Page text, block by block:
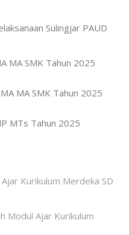
Sulingjar PAUD
MA SMK Tahun 2025
MA SMK Tahun 2025
MTs Tahun 2025
Kurikulum Merdeka SD
Modul Ajar Kurikulum